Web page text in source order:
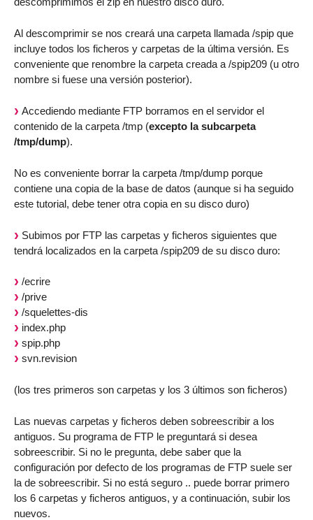
Al descomprimir se nos creará una carpeta llamada /spip que
incluye todos los ficheros y carpetas de la última versión. Es
conveniente que renombre la carpeta creada a /spip209 (u otro
nombre si fuese una versión posterior).
Accediendo mediante FTP borramos en el servidor el
contenido de la carpeta /tmp (excepto la subcarpeta
/tmp/dump).
No es conveniente borrar la carpeta /tmp/dump porque
contiene una copia de la base de datos (aunque si ha seguido
este tutorial, debe tener otra copia en su disco duro)
Subimos por FTP las carpetas y ficheros siguientes que
tendrá localizados en la carpeta /spip209 de su disco duro:
/ecrire
/prive
/squelettes-dis
index.php
spip.php
svn.revision
(los tres primeros son carpetas y los 3 últimos son ficheros)
Las nuevas carpetas y ficheros deben sobreescribir a los
antiguos. Su programa de FTP le preguntará si desea
sobreescribir. Si no le pregunta, debe saber que la
configuración por defecto de los programas de FTP suele ser
la de sobreescribir. Si no está seguro .. puede borrar primero
los 6 carpetas y ficheros antiguos, y a continuación, subir los
nuevos.